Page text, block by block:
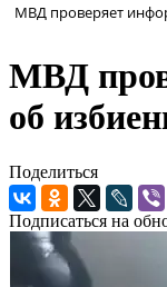
МВД проверяет
МВД
об
Поделиться
Подписаться на